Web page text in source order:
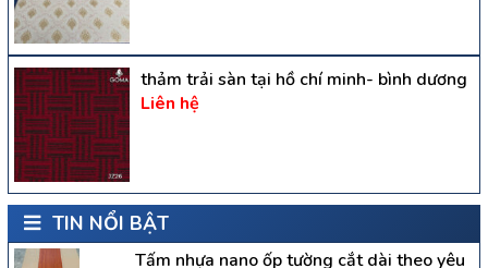
thảm trải sàn tại hồ chí minh- bình dương
Liên hệ
TIN NỔI BẬT
Tấm nhựa nano ốp tường cắt dài theo yêu